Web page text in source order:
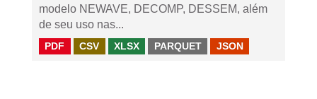
modelo NEWAVE, DECOMP, DESSEM, além
de seu uso nas...
PDF CSV XLSX PARQUET JSON